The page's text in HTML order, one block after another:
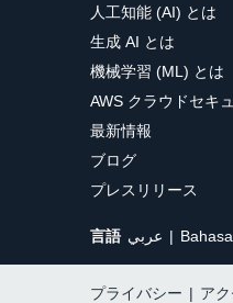
人工知能 (AI) とは
生成 AI とは
機械学習 (ML) とは
AWS クラウドセキ
最新情報
ブログ
プレスリリース
言語 عربي
プライバシー | ア